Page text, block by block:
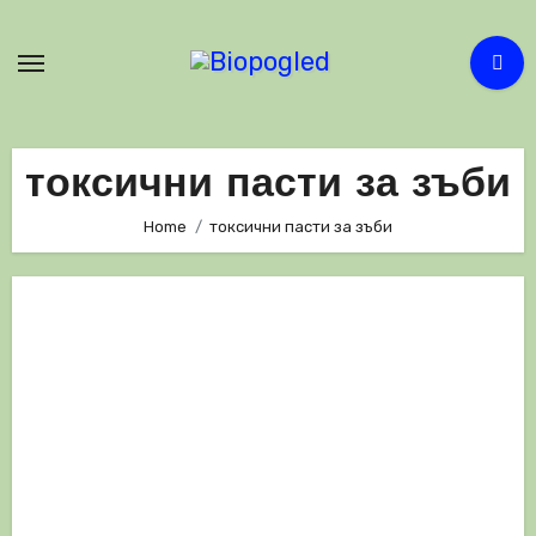
токсични пасти за зъби
Home токсични пасти за зъби